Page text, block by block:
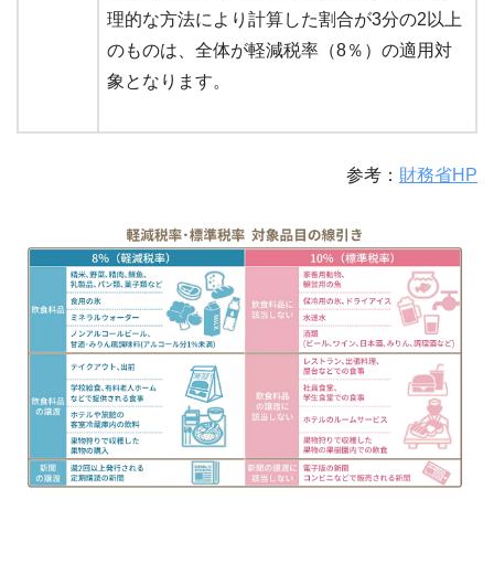
理的な方法により計算した割合が3分の2以上
のものは、全体が軽減税率（8％）の適用対
象となります。
参考： 財務省HP